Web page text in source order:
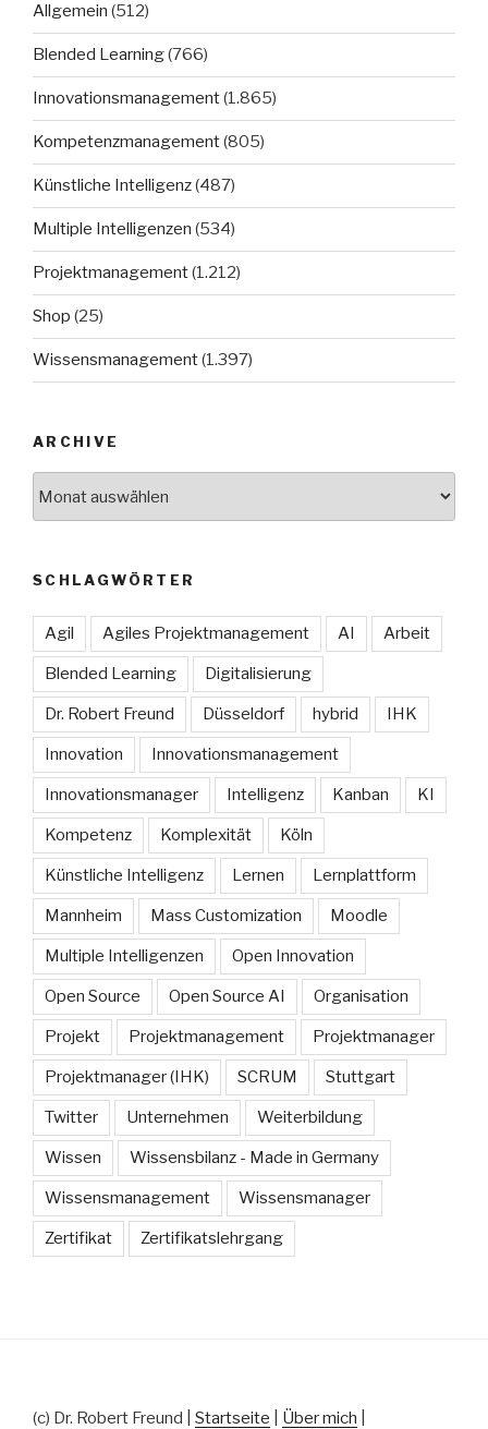
Allgemein (512)
Blended Learning(766)
Innovationsmanagement(1.865)
Kompetenzmanagement(805)
Künstliche Intelligenz(487)
Multiple Intelligenzen (534)
Projektmanagement(1.212)
Shop (25)
Wissensmanagement(1.397)
ARCHIVE
SCHLAGWÖRTER
Agil Agiles Projektmanagement AI Arbeit
Blended Learning Digitalisierung
Dr. Robert Freund Düsseldorf hybrid IHK
Innovation Innovationsmanagement
Innovationsmanager Intelligenz Kanban KI
Kompetenz Komplexität Köln
Künstliche Intelligenz Lernen Lernplattform
Mannheim Mass Customization Moodle
Multiple Intelligenzen Open Innovation
Open Source Open Source AI Organisation
Projekt Projektmanagement Projektmanager
Projektmanager (IHK) SCRUM Stuttgart
Twitter Unternehmen Weiterbildung
Wissen Wissensbilanz - Made in Germany
Wissensmanagement Wissensmanager
Zertifikat Zertifikatslehrgang
(c) Dr. Robert Freund | Startseite Über mich